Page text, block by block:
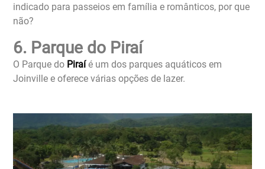
indicado para passeios em família e românticos, por que
não?
6. Parque do Piraí
O Parque do Piraí é um dos parques aquáticos em
Joinville e oferece várias opções de lazer.